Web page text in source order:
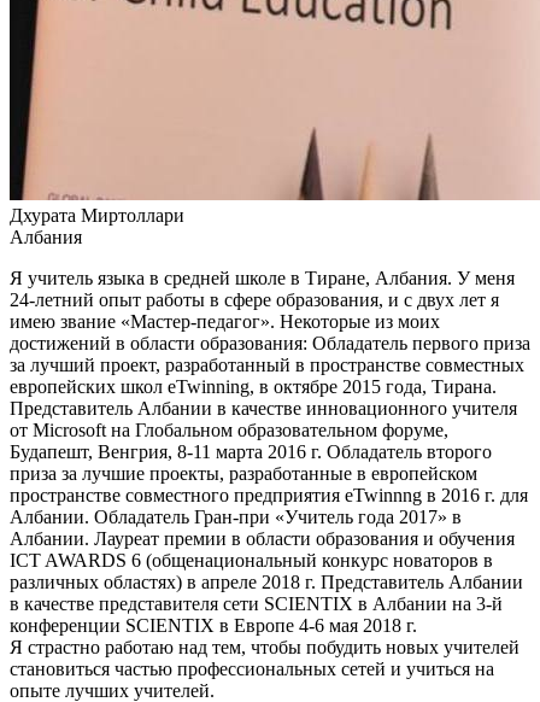
Дхурата Миртоллари
Албания
Я учитель языка в средней школе в Тиране, Албания. У меня
24-летний опыт работы в сфере образования, и с двух лет я
имею звание «Мастер-педагог». Некоторые из моих
достижений в области образования: Обладатель первого приза
за лучший проект, разработанный в пространстве совместных
европейских школ eTwinning, в октябре 2015 года, Тирана.
Представитель Албании в качестве инновационного учителя
от Microsoft на Глобальном образовательном форуме,
Будапешт, Венгрия, 8-11 марта 2016 г. Обладатель второго
приза за лучшие проекты, разработанные в европейском
пространстве совместного предприятия eTwinnng в 2016 г. для
Албании. Обладатель Гран-при «Учитель года 2017» в
Албании. Лауреат премии в области образования и обучения
ICT AWARDS 6 (общенациональный конкурс новаторов в
различных областях) в апреле 2018 г. Представитель Албании
в качестве представителя сети SCIENTIX в Албании на 3-й
конференции SCIENTIX в Европе 4-6 мая 2018 г.
Я страстно работаю над тем, чтобы побудить новых учителей
становиться частью профессиональных сетей и учиться на
опыте лучших учителей.